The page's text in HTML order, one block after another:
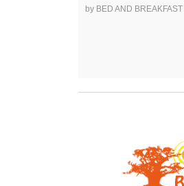
by BED AND